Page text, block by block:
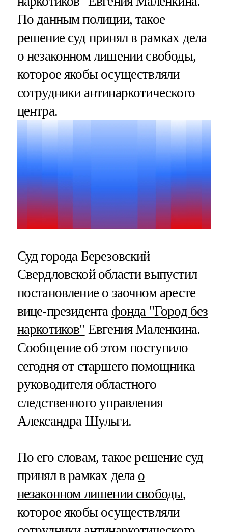
По данным полиции, такое
решение суд принял в рамках дела
о незаконном лишении свободы,
которое якобы осуществляли
сотрудники антинаркотического
центра.
Суд города Березовский
Свердловской области выпустил
постановление о заочном аресте
вице-президента фонда "Город без
наркотиков" Евгения Маленкина.
Сообщение об этом поступило
сегодня от старшего помощника
руководителя областного
следственного управления
Александра Шульги.
По его словам, такое решение суд
принял в рамках дела о
незаконном лишении свободы,
которое якобы осуществляли